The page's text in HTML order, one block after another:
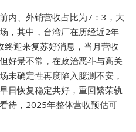
内、外销营收占比为7：3，大
，其中，台湾厂在历经近2年
迎来复苏好消息，当月营收
好景不常，在政治恶斗与高关
未确定性再度陷入臆测不安，
日恢复稳定共好，重回繁荣轨
待，2025年整体营收预估可